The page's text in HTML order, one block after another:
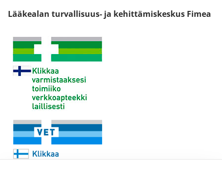
Lääkealan turvallisuus- ja kehittämiskeskus Fimea